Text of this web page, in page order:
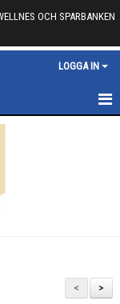
OCH SPARBANKEN
LOGGA IN
>
<